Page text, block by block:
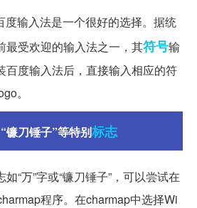
度输入法是一个很好的选择。据统
最受欢迎的输入法之一，其符号输
百度输入法后，直接输入相应的符
。
镰刀锤子”等特别标志
“万”字或“镰刀锤子”，可以尝试在
程序。在charmap中选择Wi